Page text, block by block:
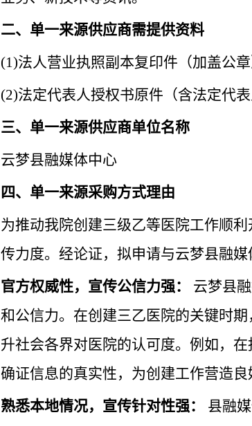
二、单一来源供应商需提供资料
(1)法人营业执照副本复印件（加盖公章
(2)法定代表人授权书原件（含法定代
三、单一来源供应商单位名称
云梦县融媒体中心
四、单一来源采购方式理由
为推动我院创建三级乙等医院工作顺
传力度。经论证，拟申请与云梦县融
官方权威性，宣传公信力强：
云梦县
和公信力。在创建三乙医院的关键时
升社会各界对医院的认可度。例如，
确证信息的真实性，为创建工作营造良
熟悉本地情况，宣传针对性强：
县融